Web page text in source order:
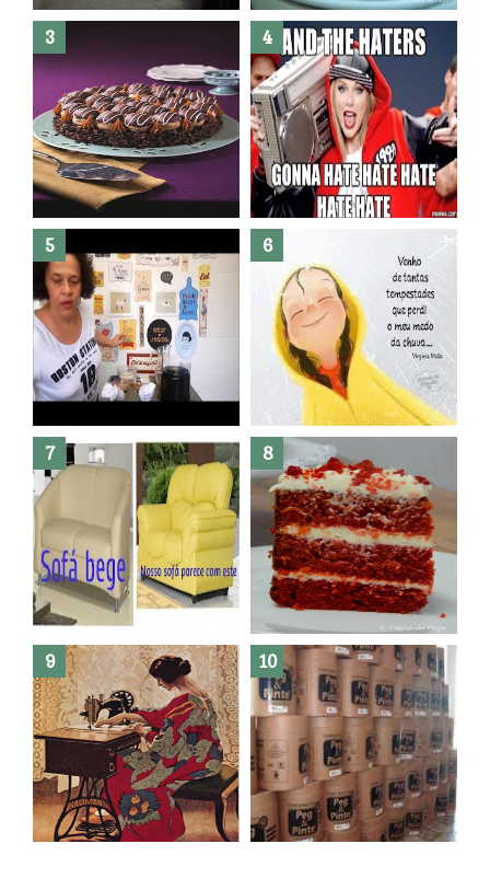
Banheiro novo por menos de
R$300,00 ?? E sem quebra
quebra ??( Editado)
Posso congelar bolo ??
Dez bolos pra fazer antes de
morrer !
Haters, como surgiram?
O medo que habita em nós.
Reforma do sofá, agora é em
patchwork!
The Red Velvet !!! O Perfeito